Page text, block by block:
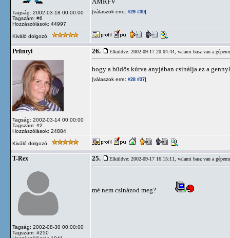
Tagság: 2002-03-18 00:00:00
Tagszám: #6
Hozzászólások: 44997
[válaszok erre: #29 #30]
Kiváló dolgozó
Prüntyi
Tagság: 2002-03-14 00:00:00
Tagszám: #2
Hozzászólások: 24884
26. Elküldve: 2002-09-17 20:04:44, valami basz van a
hogy a büdös kúrva anyjában csinálja ez a
[válaszok erre: #28 #37]
Kiváló dolgozó
T-Rex
Tagság: 2002-08-30 00:00:00
Tagszám: #250
25. Elküldve: 2002-09-17 16:15:11, valami basz van a
mé nem csinázod meg?